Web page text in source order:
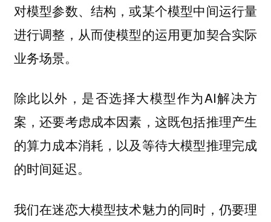
对模型参数、结构，或某个模型中间运行量
进行调整，从而使模型的运用更加契合实际
业务场景。
除此以外，是否选择大模型作为AI解决方
案，还要考虑成本因素，这既包括推理产生
的算力成本消耗，以及等待大模型推理完成
的时间延迟。
我们在迷恋大模型技术魅力的同时，仍要理